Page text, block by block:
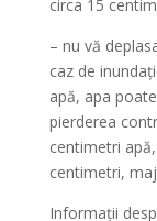
circa 15
– nu vă
caz de
apă, apa
pierderea
centimetri
centimetri,
Informații